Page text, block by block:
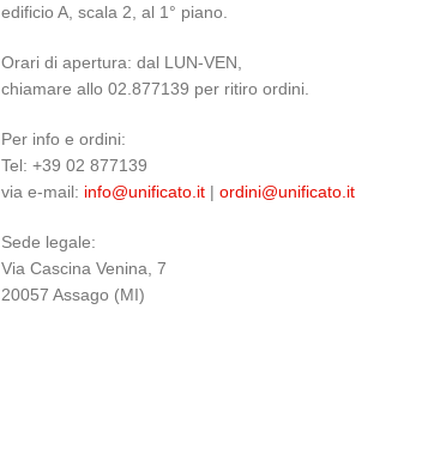
edificio A, scala 2, al 1° piano.
Orari di apertura: dal LUN-VEN,
chiamare allo 02.877139 per ritiro ordini.
Per info e ordini:
Tel: +39 02 877139
via e-mail: info@unificato.it | ordini@unificato.it
Sede legale:
Via Cascina Venina, 7
20057 Assago (MI)